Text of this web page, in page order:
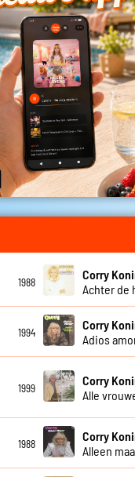
1988
Corry
Achter de
1994
Corry
Adios
1999
Corry
Alle
1988
Corry
Alleen